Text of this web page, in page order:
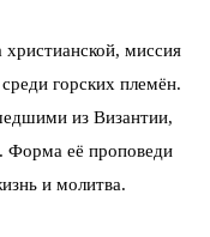
христианской, миссия
горских племён.
из Византии,
Форма её проповеди
и молитва.